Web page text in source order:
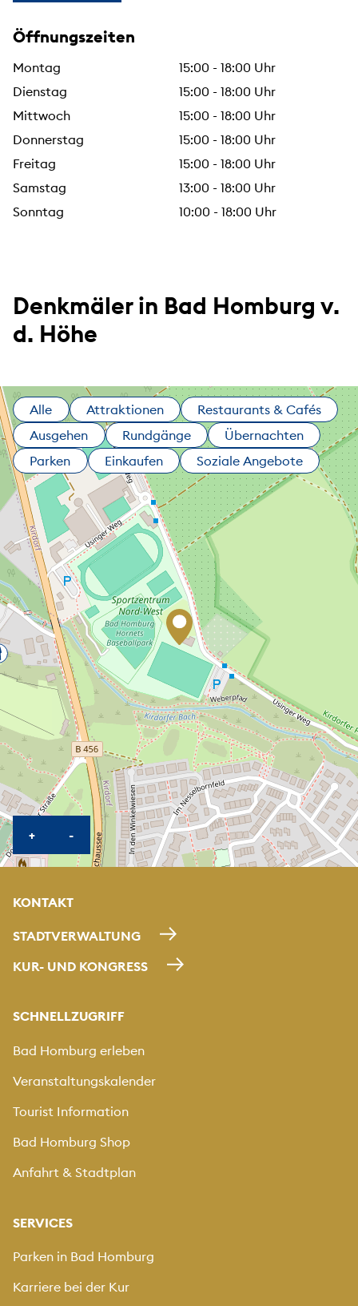
Öffnungszeiten
Montag
15:00 - 18:00 Uhr
Dienstag
15:00 - 18:00 Uhr
Mittwoch
15:00 - 18:00 Uhr
Donnerstag
15:00 - 18:00 Uhr
Freitag
15:00 - 18:00 Uhr
Samstag
13:00 - 18:00 Uhr
Sonntag
10:00 - 18:00 Uhr
Denkmäler in Bad Homburg v.
d. Höhe
Alle Attraktionen
Restaurants & Cafés
Ausgehen
Rundgänge
Übernachten
Parken
Einkaufen Soziale Angebote
+KARTE HEREINZOOMEN
-KARTE HERAUSZOOMEN
KONTAKT
STADTVERWALTUNG
KUR- UND KONGRESS
SCHNELLZUGRIFF
Bad Homburg erleben
Veranstaltungskalender
Tourist Information
Bad Homburg Shop
Anfahrt & Stadtplan
SERVICES
Parken in Bad Homburg
Karriere bei der Kur